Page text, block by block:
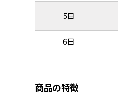
5日
6日
商品の特徴